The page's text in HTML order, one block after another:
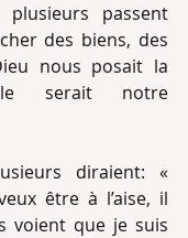
plusieurs passent
des biens, des
nous posait la
serait notre
diraient: «
être à l’aise, il
voient que je suis